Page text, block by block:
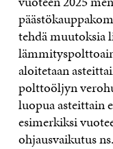
tehdä muutoksia
aloitetaan
polttoöljyn
luopua asteittain
esimerkiksi
ohjausvaikutus